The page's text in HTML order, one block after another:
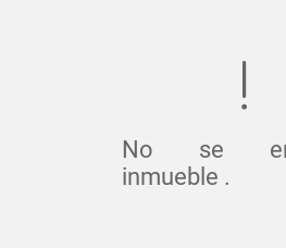
No se
inmueble .